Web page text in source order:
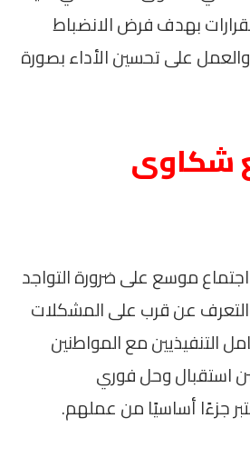
بهدف فرض الانضباط
والعمل على تحسين الأداء بصورة
شكاوى
موسع على ضرورة التواجد
عن قرب على المشكلات
التنفيذيين مع المواطنين
استقبال وحل فوري
جزءًا أساسيًا من عملهم.